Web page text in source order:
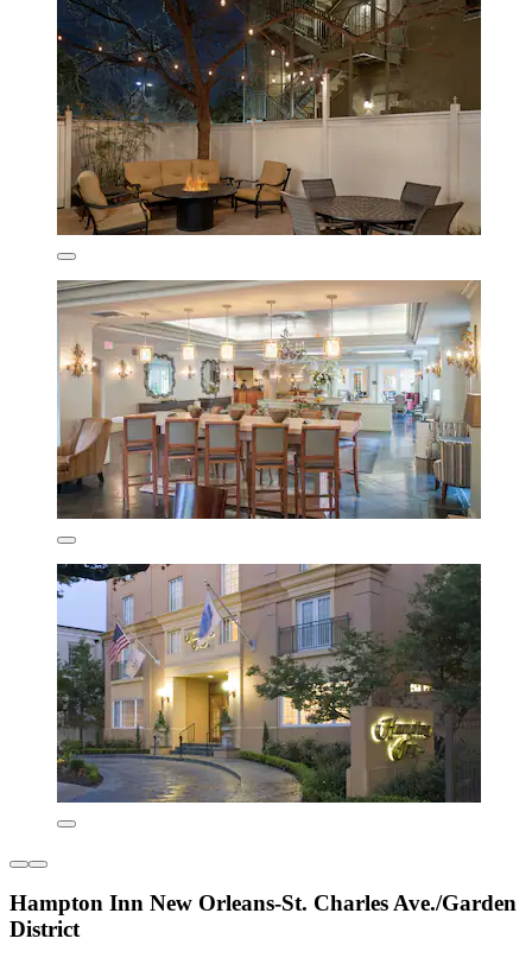
Hampton Inn New Orleans-St. Charles Ave./Garden
District